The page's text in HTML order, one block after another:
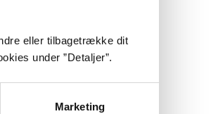
eller tilbagetrække dit
under ”Detaljer”.
Marketing